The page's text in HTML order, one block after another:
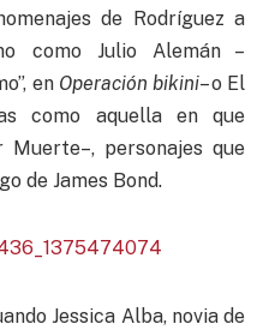
de Rodríguez a
como Julio Alemán –
en Operación bikini– o El
como aquella en que
personajes que
de James Bond.
Jessica Alba, novia de